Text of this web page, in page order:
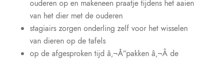
ouderen op en makeneen praatje tijdens het aaien
van het dier met de ouderen
stagiairs zorgen onderling zelf voor het wisselen
van dieren op de tafels
op de afgesproken tijd â‚¬Å“pakken â‚¬Â de